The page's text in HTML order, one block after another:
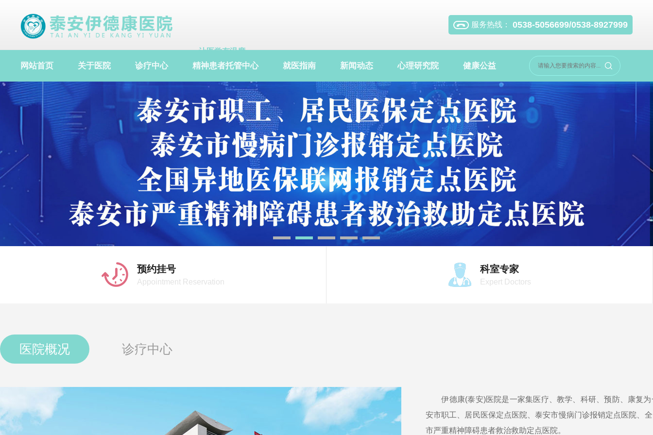
服务热线： 0538-5056699/0538-8927999
让医学有温度
让医院有关爱
让医患有情谊
网站首页 关于医院 诊疗中心 精神患者托管中心 就医指南 新闻动态 心理研究院 健康公益
预约挂号
Appointment Reservation
科室专家
Expert Doctors
医院概况 诊疗中心
伊德康(泰安)医院是一家集医疗、教学、科研、预防、康复为
安市职工、居民医保定点医院、泰安市慢病门诊报销定点医院、
市严重精神障碍患者救治救助定点医院。